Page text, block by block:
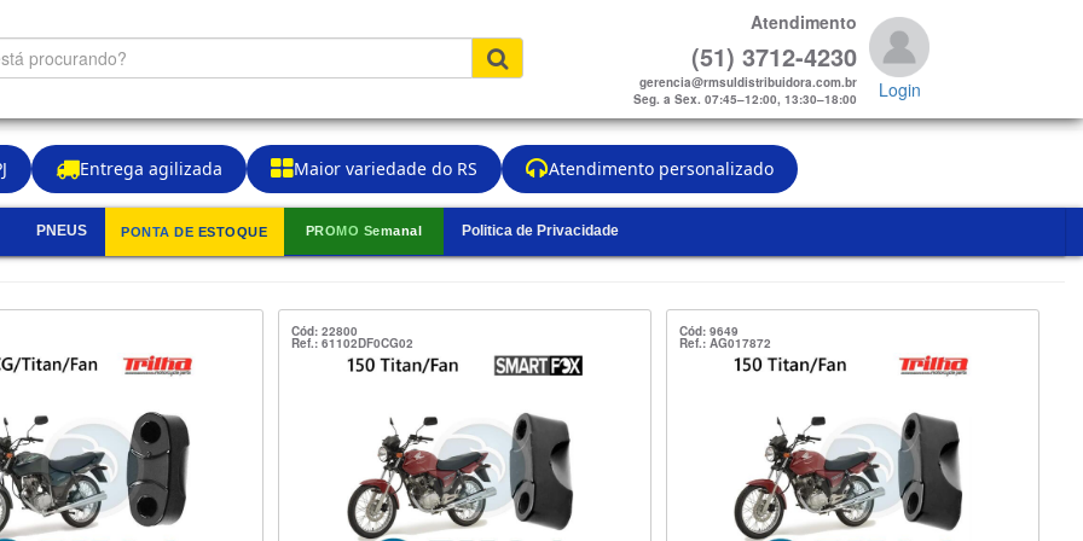
Entrega agilizada Maior variedade do RS Atendimento personalizado
Atendimento
(51) 3712-4230
gerencia@rmsuldistribuidora.com.br
Seg. a Sex. 07:45–12:00, 13:30–18:00
Login
PNEUS PONTA DE ESTOQUE PROMO Semanal Politica de Privacidade
Cód: 22800
Ref.: 61102DF0CG02
Cód: 9649
Ref.: AG017872